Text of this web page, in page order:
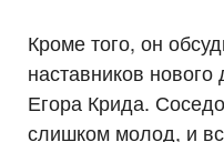
Кроме того, он
наставников
Егора Крида.
слишком молод, и